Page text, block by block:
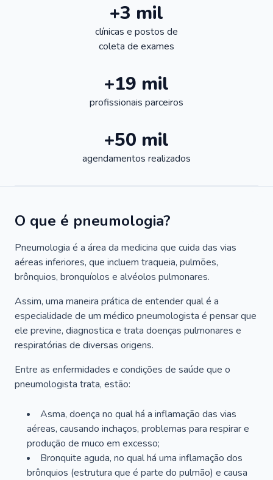
+3 mil
clínicas e postos de
coleta de exames
+19 mil
profissionais parceiros
+50 mil
agendamentos realizados
O que é pneumologia?
Pneumologia é a área da medicina que cuida das vias
aéreas inferiores, que incluem traqueia, pulmões,
brônquios, bronquíolos e alvéolos pulmonares.
Assim, uma maneira prática de entender qual é a
especialidade de um médico pneumologista é pensar que
ele previne, diagnostica e trata doenças pulmonares e
respiratórias de diversas origens.
Entre as enfermidades e condições de saúde que o
pneumologista trata, estão:
Asma, doença no qual há a inflamação das vias
aéreas, causando inchaços, problemas para respirar e
produção de muco em excesso;
Bronquite aguda, no qual há uma inflamação dos
brônquios (estrutura que é parte do pulmão) e causa